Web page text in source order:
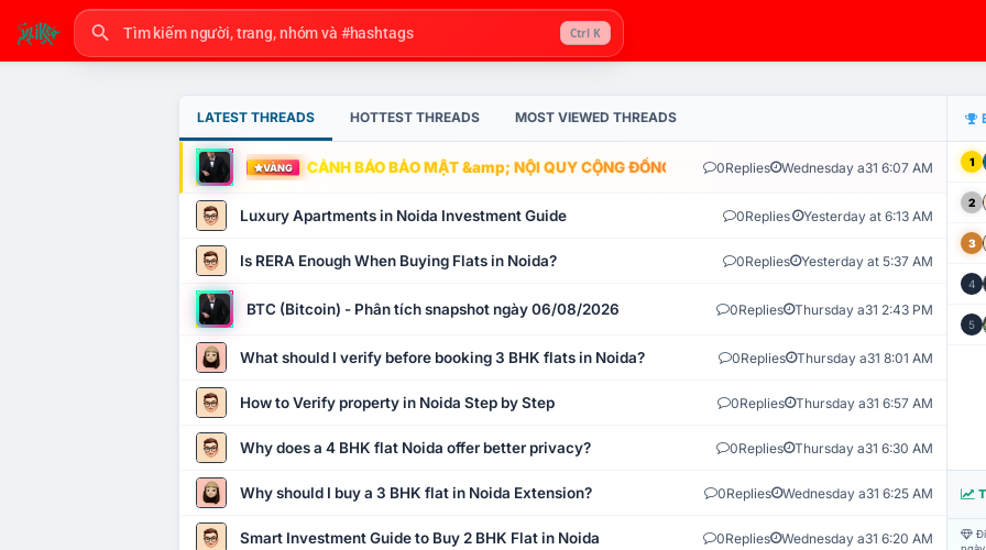
Ctrl K
LATEST THREADS HOTTEST THREADS MOST VIEWED THREADS
VÀNG CẢNH BÁO BẢO MẬT &amp; NỘI QUY CỘNG ĐỒNG VLIKE.VN: HỆ THỐNG GIÁM SÁT TỰ
0Replies Wednesday a31 6:07 AM
Luxury Apartments in Noida Investment Guide 0Replies Yesterday at 6:13 AM
Is RERA Enough When Buying Flats in Noida? 0Replies Yesterday at 5:37 AM
BTC (Bitcoin) - Phân tích snapshot ngày 06/08/2026 0Replies Thursday a31 2:43 PM
What should I verify before booking 3 BHK flats in Noida? 0Replies Thursday a31 8:01 AM
How to Verify property in Noida Step by Step 0Replies Thursday a31 6:57 AM
Why does a 4 BHK flat Noida offer better privacy? 0Replies Thursday a31 6:30 AM
Why should I buy a 3 BHK flat in Noida Extension? 0Replies Wednesday a31 6:25 AM
Smart Investment Guide to Buy 2 BHK Flat in Noida 0Replies Wednesday a31 6:20 AM
1
2
3
4
5